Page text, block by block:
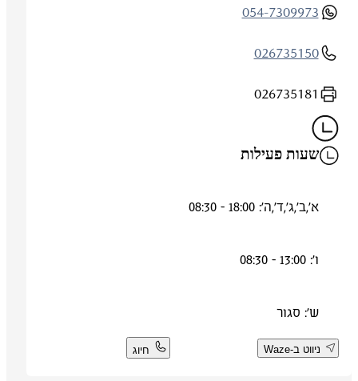
054-7309973
026735150
026735181
שעות פעילות
א',ב',ג',ד',ה': 18:00 - 08:30
ש': סגור
ניווט ב-Waze חיוג